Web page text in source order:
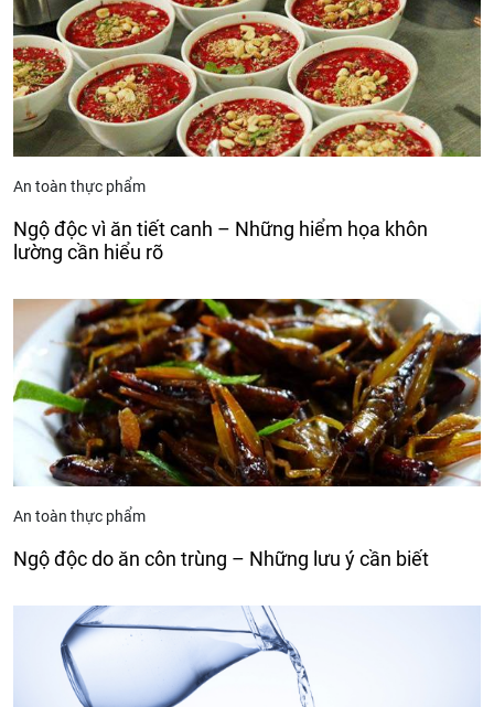
An toàn thực phẩm
Ngộ độc vì ăn tiết canh – Những hiểm họa khôn
lường cần hiểu rõ
An toàn thực phẩm
Ngộ độc do ăn côn trùng – Những lưu ý cần biết